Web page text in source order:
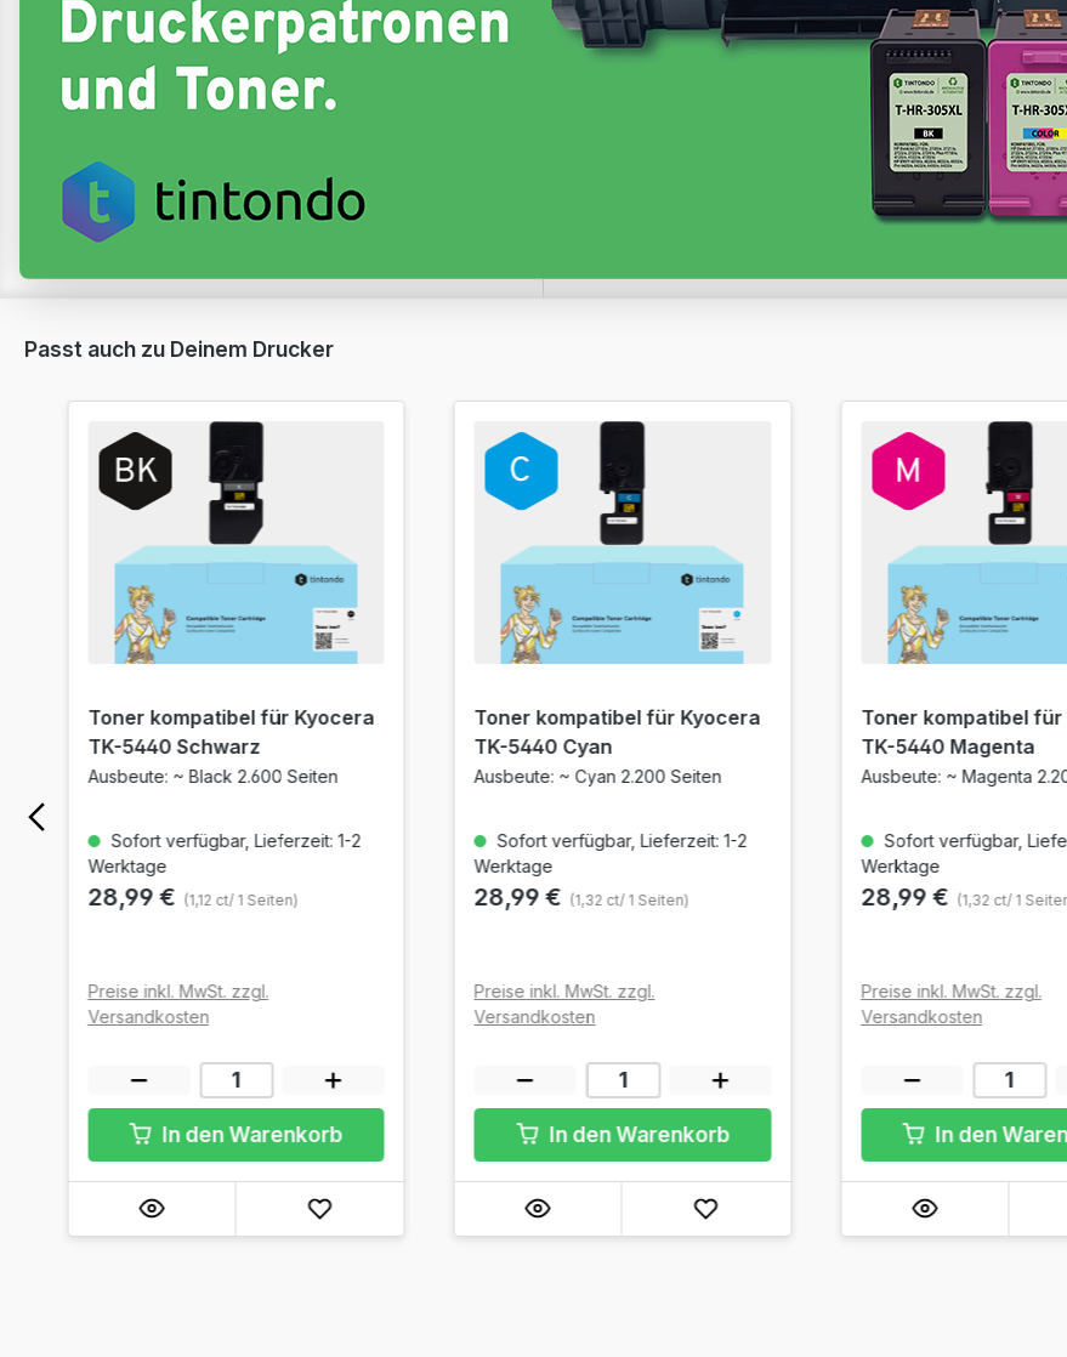
inkl. 19% MwSt. Versand
Sofort verfügbar, Lieferzeit: 1-2 Werktage
Sofort verfügbar, Lieferzeit: 1-2 Werktage
Weitere Variationen anzeigen
Passt auch zu Deinem Drucker
Toner kompatibel für Kyocera
TK-5440 Schwarz
Ausbeute: ~ Black 2.600 Seiten
Sofort verfügbar, Lieferzeit: 1-2
Werktage
28,99 € (1,12 ct/ 1 Seiten)
Preise inkl. MwSt. zzgl.
Versandkosten
In den Warenkorb
Toner kompatibel für Kyocera
TK-5440 Cyan
Ausbeute: ~ Cyan 2.200 Seiten
Sofort verfügbar, Lieferzeit: 1-2
Werktage
28,99 € (1,32 ct/ 1 Seiten)
Preise inkl. MwSt. zzgl.
Versandkosten
In den Warenkorb
Toner kompatibel
TK-5440 Magenta
Ausbeute: ~ Magenta
Sofort verfügbar,
Werktage
28,99 € (1,32 ct/ 1
Preise inkl. MwSt. zzgl.
Versandkosten
In den